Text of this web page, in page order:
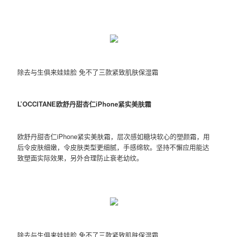
除去与生俱来娃娃脸 免不了三款紧致肌肤保湿霜
L’OCCITANE欧舒丹甜杏仁iPhone紧实美肤霜
欧舒丹甜杏仁iPhone紧实美肤霜，层次感如糖块软心的塑颜霜，用
后令皮肤细嫩，令皮肤类型更细腻，手感绵软。坚持不懈应用能达
致塑面实际效果，另外合理防止衰老幼纹。
除去与生俱来娃娃脸 免不了三款紧致肌肤保湿霜